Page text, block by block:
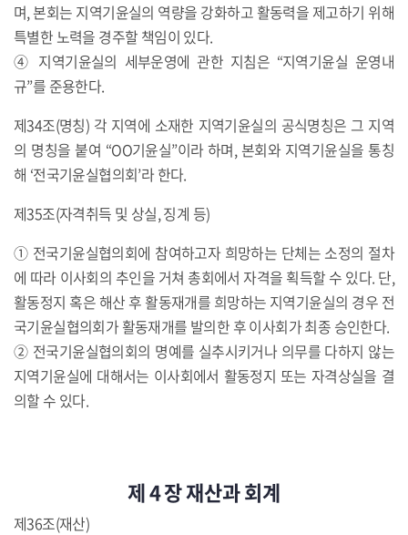
며, 본회는 지역기윤실의 역량을 강화하고 활동력을 제고하기 위해
특별한 노력을 경주할 책임이 있다.
④ 지역기윤실의 세부운영에 관한 지침은 “지역기윤실 운영내
규”를 준용한다.
제34조(명칭) 각 지역에 소재한 지역기윤실의 공식명칭은 그 지역
의 명칭을 붙여 “OO기윤실”이라 하며, 본회와 지역기윤실을 통칭
해 ‘전국기윤실협의회’라 한다.
제35조(자격취득 및 상실, 징계 등)
① 전국기윤실협의회에 참여하고자 희망하는 단체는 소정의 절차
에 따라 이사회의 추인을 거쳐 총회에서 자격을 획득할 수 있다. 단,
활동정지 혹은 해산 후 활동재개를 희망하는 지역기윤실의 경우 전
국기윤실협의회가 활동재개를 발의한 후 이사회가 최종 승인한다.
② 전국기윤실협의회의 명예를 실추시키거나 의무를 다하지 않는
지역기윤실에 대해서는 이사회에서 활동정지 또는 자격상실을 결
의할 수 있다.
제 4 장 재산과 회계
제36조(재산)